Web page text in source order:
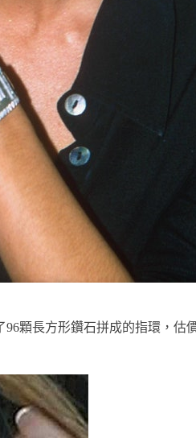
顆長方形鑽石拼成的指環，估